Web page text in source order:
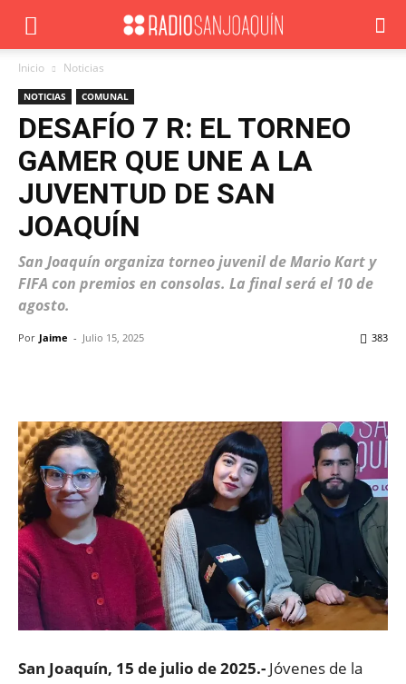
Inicio Noticias
NOTICIAS COMUNAL
DESAFÍO 7 R: EL TORNEO
GAMER QUE UNE A LA
JUVENTUD DE SAN
JOAQUÍN
San Joaquín organiza torneo juvenil de Mario Kart y
FIFA con premios en consolas. La final será el 10 de
agosto.
Por Jaime - Julio 15, 2025 383
San Joaquín, 15 de julio de 2025.- Jóvenes de la